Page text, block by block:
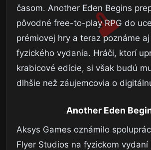
časom. Another Eden Begins
pôvodné free-to-play RPG do
prémiovej hry a teraz poznáme
fyzického vydania. Hráči, ktorí
krabicové edície, si však budú
dlhšie než záujemcovia o
Another Eden
Aksys Games oznámilo
Flyer Studios na fyzickom vydaní